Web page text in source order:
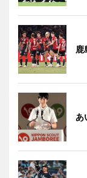
あ